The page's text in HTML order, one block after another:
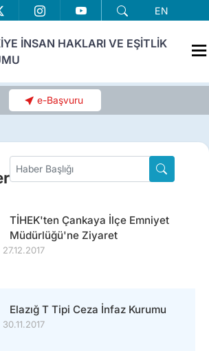
EN
İNSAN HAKLARI VE EŞİTLİK
e-Başvuru
TİHEK'ten Çankaya İlçe Emniyet
Müdürlüğü'ne Ziyaret
27.12.2017
Elazığ T Tipi Ceza İnfaz Kurumu
30.11.2017